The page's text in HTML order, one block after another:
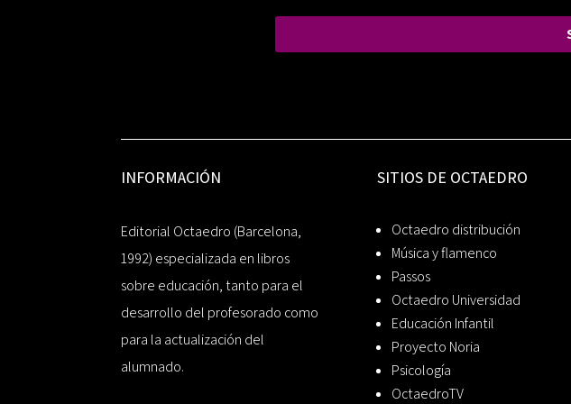
INFORMACIÓN
Editorial Octaedro (Barcelona,
1992) especializada en libros
sobre educación, tanto para el
desarrollo del profesorado como
para la actualización del
alumnado.
SITIOS DE OCTAEDRO
Octaedro distribución
Música y flamenco
Passos
Octaedro Universidad
Educación Infantil
Proyecto Noria
Psicología
OctaedroTV